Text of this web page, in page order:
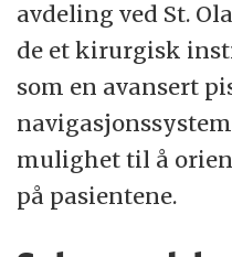
avdeling ved St.
de et kirurgisk
som en avansert
mulighet til å
på pasientene.